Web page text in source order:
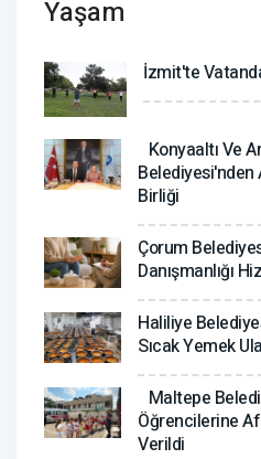
Yaşam
İzmit'te
Konyaaltı Ve
Belediyesi'nden
Birliği
Çorum
Danışmanlığı
Haliliye
Sıcak Yemek
Maltepe
Öğrencilerine
Verildi